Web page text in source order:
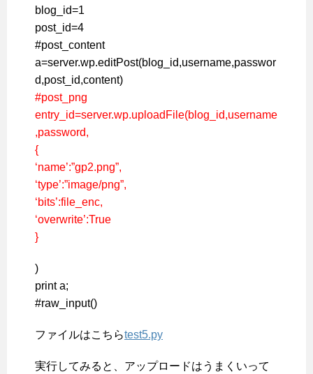
blog_id=1
post_id=4
#post_content
a=server.wp.editPost(blog_id,username,passwor
d,post_id,content)
#post_png
entry_id=server.wp.uploadFile(blog_id,username
,password,
{
‘name’:”gp2.png”,
‘type’:”image/png”,
‘bits’:file_enc,
‘overwrite’:True
}
)
print a;
#raw_input()
ファイルはこちらtest5.py
実行してみると、アップロードはうまくいって